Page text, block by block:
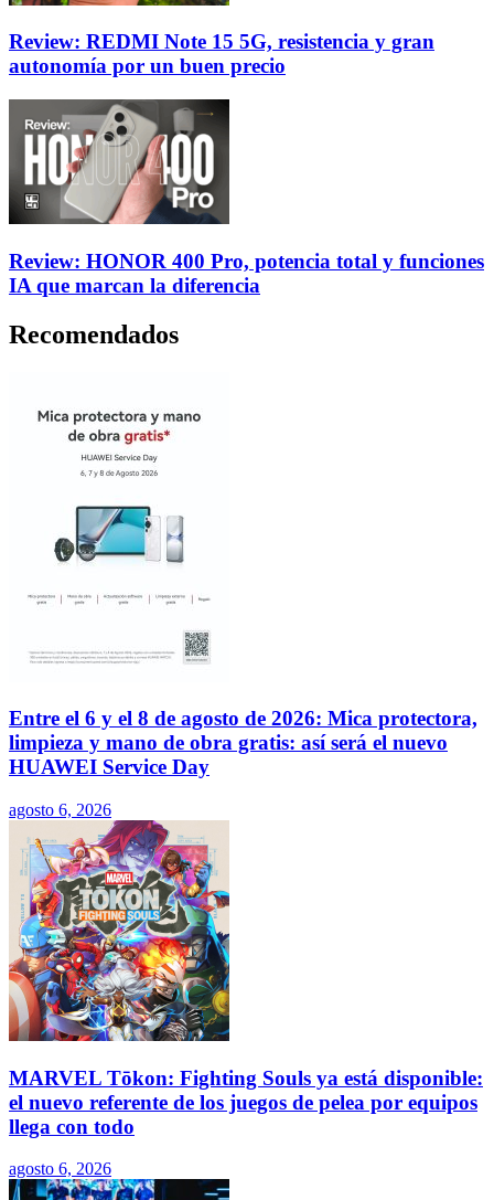
Review: REDMI Note 15 5G, resistencia y gran
autonomía por un buen precio
Review: HONOR 400 Pro, potencia total y funciones
IA que marcan la diferencia
Recomendados
Entre el 6 y el 8 de agosto de 2026: Mica protectora,
limpieza y mano de obra gratis: así será el nuevo
HUAWEI Service Day
agosto 6, 2026
MARVEL Tōkon: Fighting Souls ya está disponible:
el nuevo referente de los juegos de pelea por equipos
llega con todo
agosto 6, 2026